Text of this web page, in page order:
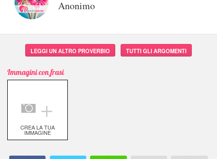
Anonimo
LEGGI UN ALTRO PROVERBIO TUTTI GLI ARGOMENTI
Immagini con frasi
＋
CREA LA TUA
IMMAGINE